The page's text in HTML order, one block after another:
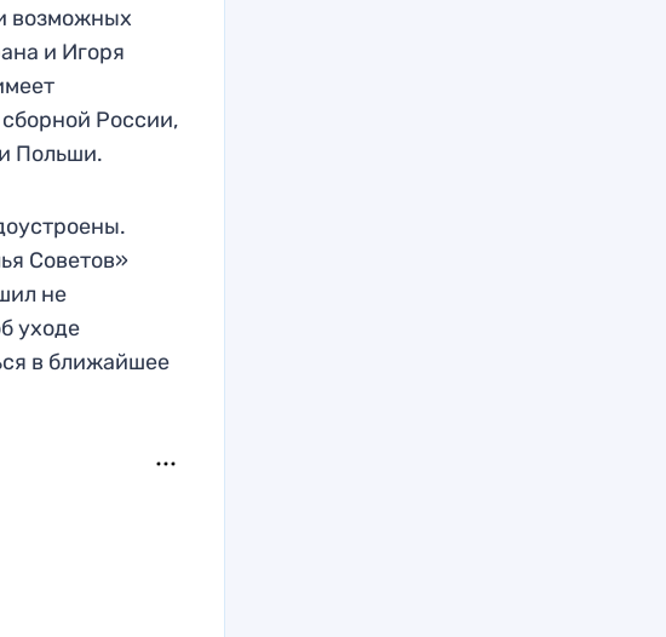
возможных
и Игоря
России,
Польши.
Советов»
не
уходе
в ближайшее